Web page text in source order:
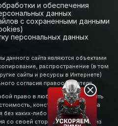
и обеспечения
данных
с сохраненными данными
персональных данных
сайта являются объектами
распространение (в том
сайты и ресурсы в Интернете)
согласия правообладателя.
право в любое время изменять
конструкцию, свойства
каких-либо обязательств и
со своей стороны. Некоторые из